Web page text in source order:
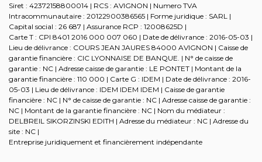
Siret : 42372158800014 | RCS : AVIGNON | Numero TVA
Intracommunautaire : 20122900386565 | Forme juridique : SARL |
Capital social : 26 687 | Assurance RCP : 12008625D |
Carte T : CPI 8401 2016 000 007 060 | Date de délivrance : 2016-05-03 |
Lieu de délivrance : COURS JEAN JAURES 84000 AVIGNON | Caisse de
garantie financière : CIC LYONNAISE DE BANQUE. | N° de caisse de
garantie : NC | Adresse caisse de garantie : LE PONTET | Montant de la
garantie financière : 110 000 | Carte G : IDEM | Date de délivrance : 2016-
05-03 | Lieu de délivrance : IDEM IDEM IDEM | Caisse de garantie
financière : NC | N° de caisse de garantie : NC | Adresse caisse de garantie :
NC | Montant de la garantie financière : NC | Nom du médiateur :
DELBREIL SIKORZINSKI EDITH | Adresse du médiateur : NC | Adresse du
site : NC |
Entreprise juridiquement et financièrement indépendante